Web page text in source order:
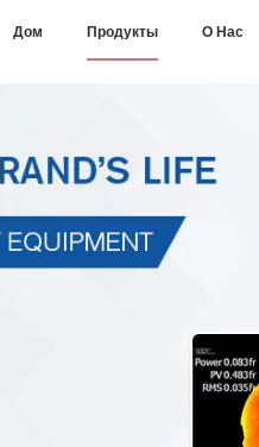
Дом Продукты О Нас